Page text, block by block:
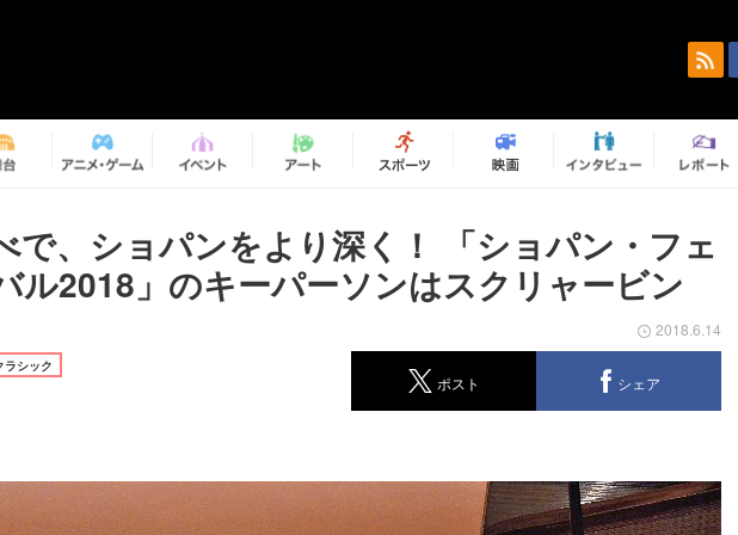
で、ショパンをより深く！ 「ショパン・フェ
ル2018」のキーパーソンはスクリャービン
ラシック
2018.6.14
ポスト シェア